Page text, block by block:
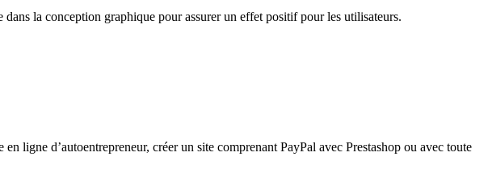
la conception graphique pour assurer un effet positif pour les utilisateurs.
ligne d’autoentrepreneur, créer un site comprenant PayPal avec Prestashop ou avec toute